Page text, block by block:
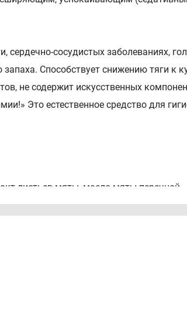
сосудистых заболеваниях,
Способствует снижению тяги к
не содержит искусственных
Это естественное средство для
листьев мяты, масло мяты перечной.